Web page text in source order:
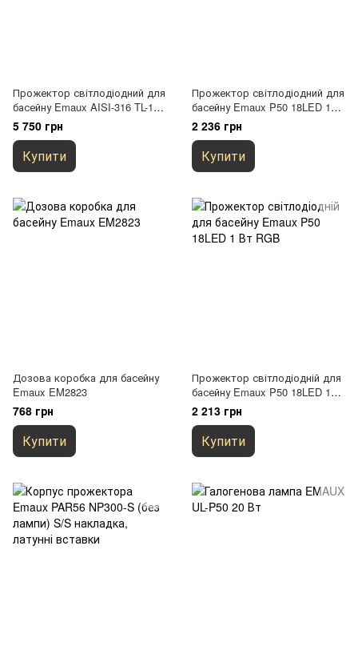
Прожектор світлодіодний для
басейну Emaux AISI-316 TL-1
1LED 3 Вт White, з закладною
5 750 грн
Купити
Прожектор світлодіодний для
басейну Emaux P50 18LED 1
Вт White
2 236 грн
Купити
Дозова коробка для басейну
Emaux EM2823
768 грн
Купити
Прожектор світлодіодній для
басейну Emaux P50 18LED 1
Вт RGB
2 213 грн
Купити